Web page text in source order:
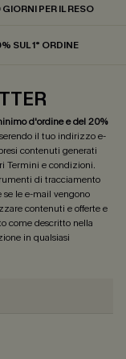
PER IL RESO
SUL 1° ORDINE
d'ordine e del 20%
il tuo indirizzo e-
contenuti generati
Termini e condizioni.
di tracciamento
le e-mail vengono
contenuti e offerte e
come descritto nella
in qualsiasi